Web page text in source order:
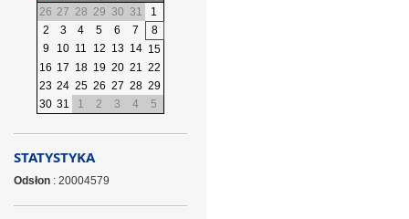
26 27 28 29 30 31
1
2
3 4 5 6 7
8
9
10 11 12 13 14 15
16 17 18 19 20 21 22
23 24 25 26 27 28 29
30 31 1 2 3 4 5
STATYSTYKA
Odsłon: 20004579